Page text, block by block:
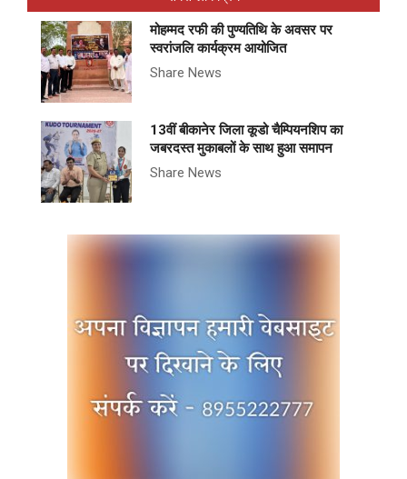
मोहम्मद रफी की पुण्यतिथि के अवसर पर
स्वरांजलि कार्यक्रम आयोजित
Share News
13वीं बीकानेर जिला कूडो चैम्पियनशिप का
जबरदस्त मुकाबलों के साथ हुआ समापन
Share News